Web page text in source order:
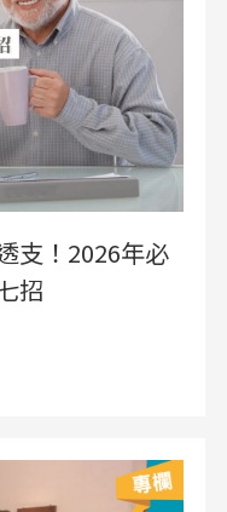
支！2026年必
招